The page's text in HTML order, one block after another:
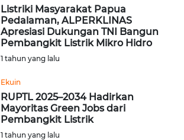
Listriki Masyarakat Papua
Pedalaman, ALPERKLINAS
Apresiasi Dukungan TNI Bangun
Pembangkit Listrik Mikro Hidro
1 tahun yang lalu
Ekuin
RUPTL 2025–2034 Hadirkan
Mayoritas Green Jobs dari
Pembangkit Listrik
1 tahun yang lalu